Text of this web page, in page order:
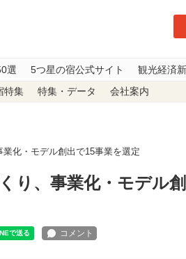
選 5つ星の宿公式サイト 観光経済
特集 特集・データ 会社案内
化・モデル創出で15事業を選定
り、事業化・モデル